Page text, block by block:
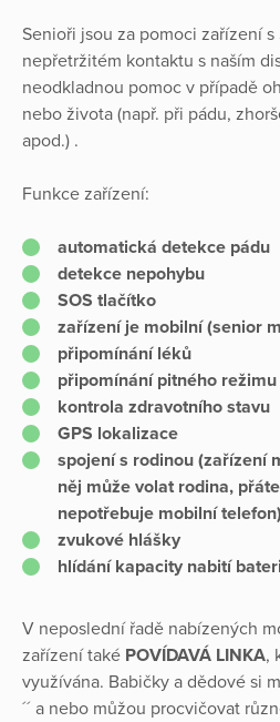
Senioři jsou za pomoci zařízení s
nepřetržitém kontaktu s naším
neodkladnou pomoc v případě
nebo života (např. při pádu,
apod.) .
Funkce zařízení:
automatická detekce pádu
detekce nepohybu
SOS tlačítko
zařízení je mobilní (senior
připomínání léků
připomínání pitného režimu
kontrola zdravotního stavu
GPS lokalizace
spojení s rodinou (zařízení
něj může volat rodina,
nepotřebuje mobilní telefon)
zvukové hlášky
hlídání kapacity nabití
V neposlední řadě nabízených
zařízení také POVÍDAVÁ LINKA,
využívána. Babičky a dědové si
´´ a nebo můžou procvičovat